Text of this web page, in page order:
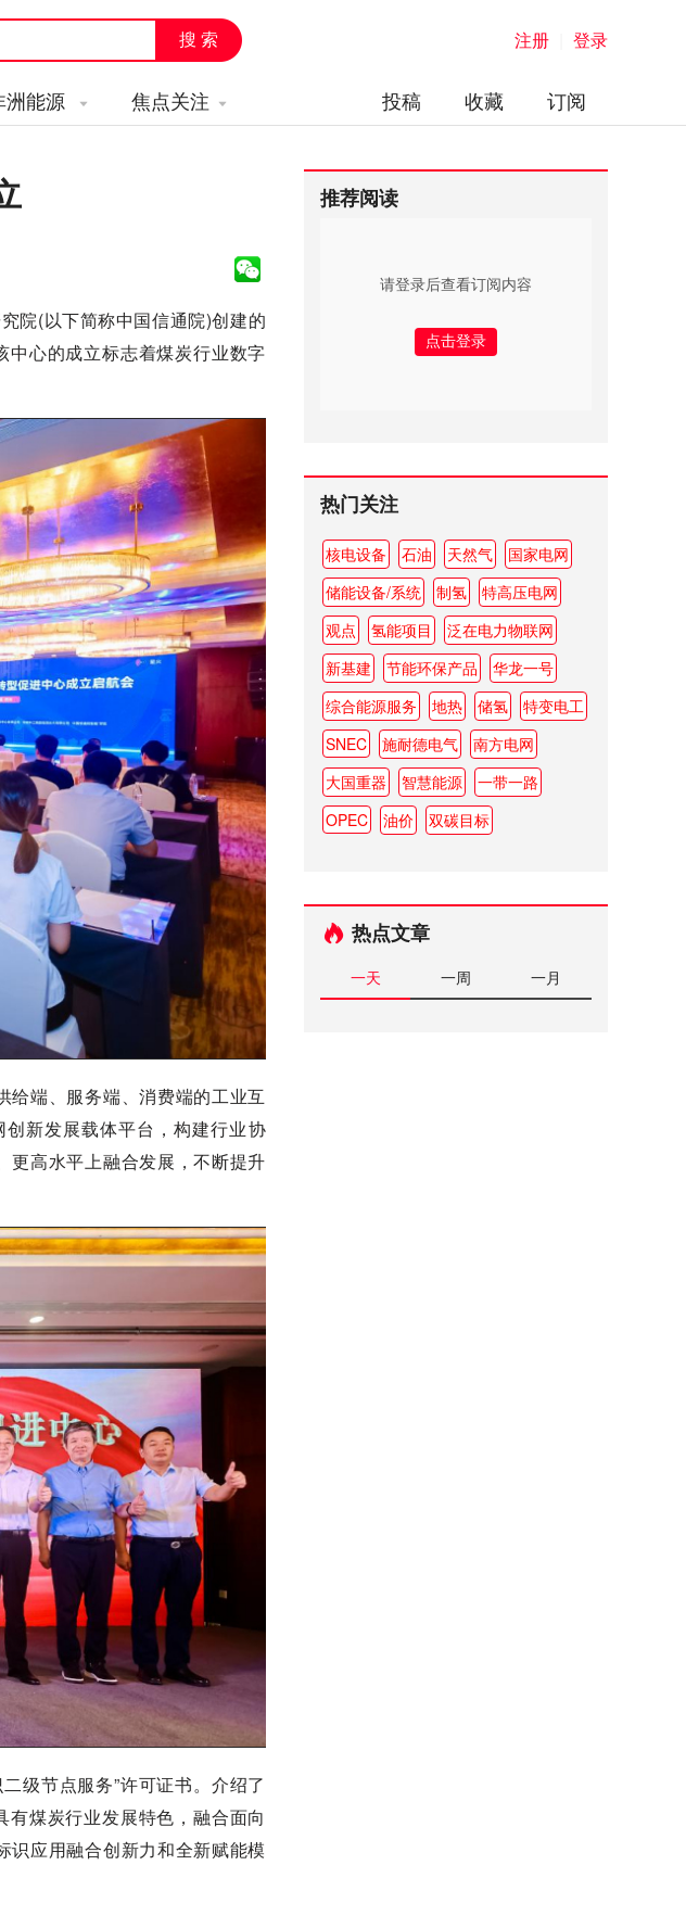
注册 登录
洲能源 焦点关注 订阅
收藏
投稿
院(以下简称中国信通院)创建的
心的成立标志着煤炭行业数字
端、服务端、消费端的工业互
新发展载体平台，构建行业协
更高水平上融合发展，不断提升
级节点服务”许可证书。介绍了
煤炭行业发展特色，融合面向
识应用融合创新力和全新赋能模
推荐阅读
请登录后查看订阅内容
热门关注
核电设备 石油 天然气
国家电网
储能设备/系统
制氢
特高压电网
观点
氢能项目
泛在电力物联网
新基建
节能环保产品
华龙一号
综合能源服务
地热 储氢
特变电工
SNEC
施耐德电气
南方电网
大国重器
智慧能源
一带一路
OPEC
油价 双碳目标
热点文章
一天 一周 一月